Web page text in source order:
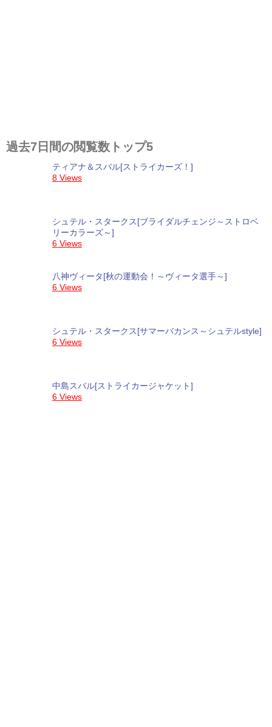
過去7日間の閲覧数トップ5
ティアナ＆スバル[ストライカーズ！]
8 Views
シュテル・スタークス[ブライダルチェンジ～ストロベ
リーカラーズ～]
6 Views
八神ヴィータ[秋の運動会！～ヴィータ選手～]
6 Views
シュテル・スタークス[サマーバカンス～シュテルstyle]
6 Views
中島スバル[ストライカージャケット]
6 Views